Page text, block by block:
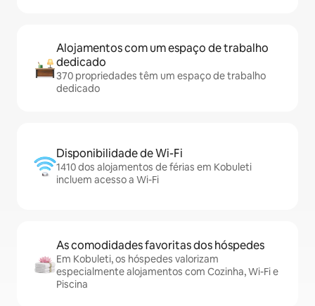
Alojamentos com um espaço de trabalho
dedicado
370 propriedades têm um espaço de trabalho
dedicado
Disponibilidade de Wi-Fi
1410 dos alojamentos de férias em Kobuleti
incluem acesso a Wi-Fi
As comodidades favoritas dos hóspedes
Em Kobuleti, os hóspedes valorizam
especialmente alojamentos com Cozinha, Wi-Fi e
Piscina